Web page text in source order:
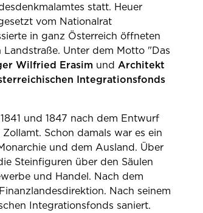
statt. Heuer
vom Nationalrat
in ganz Österreich öffneten
Unter dem Motto "Das
Wilfried Erasim und Architekt
Integrationsfonds
und 1847 nach dem Entwurf
Schon damals war es ein
und dem Ausland. Über
Steinfiguren über den Säulen
und Handel. Nach dem
Nach seinem
Integrationsfonds saniert.